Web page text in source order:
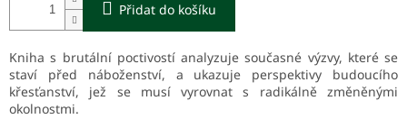
Přidat do košíku
Kniha s brutální poctivostí analyzuje současné výzvy, které se
staví před náboženství, a ukazuje perspektivy budoucího
křesťanství, jež se musí vyrovnat s radikálně změněnými
okolnostmi.